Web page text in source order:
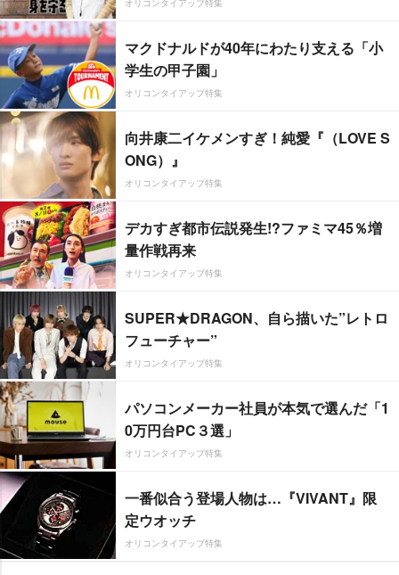
オリコンタイアップ特集
マクドナルドが40年にわたり支える「小
学生の甲子園」
オリコンタイアップ特集
向井康二イケメンすぎ！純愛『（LOVE S
ONG）』
オリコンタイアップ特集
デカすぎ都市伝説発生!?ファミマ45％増
量作戦再来
オリコンタイアップ特集
SUPER★DRAGON、自ら描いた”レトロ
フューチャー”
オリコンタイアップ特集
パソコンメーカー社員が本気で選んだ「1
0万円台PC３選」
オリコンタイアップ特集
一番似合う登場人物は…『VIVANT』限
定ウオッチ
オリコンタイアップ特集